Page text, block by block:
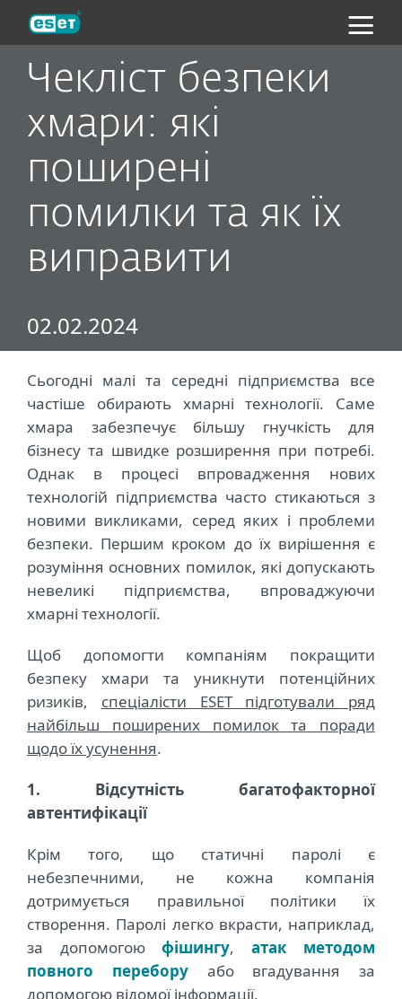
Чекліст безпеки
хмари: які
поширені
помилки та як їх
виправити
02.02.2024
Сьогодні малі та середні підприємства все
частіше обирають хмарні технології. Саме
хмара забезпечує більшу гнучкість для
бізнесу та швидке розширення при потребі.
Однак в процесі впровадження нових
технологій підприємства часто стикаються з
новими викликами, серед яких і проблеми
безпеки. Першим кроком до їх вирішення є
розуміння основних помилок, які допускають
невеликі підприємства, впроваджуючи
хмарні технології.
Щоб допомогти компаніям покращити
безпеку хмари та уникнути потенційних
ризиків, спеціалісти ESET підготували ряд
найбільш поширених помилок та поради
щодо їх усунення.
1. Відсутність багатофакторної
автентифікації
Крім того, що статичні паролі є
небезпечними, не кожна компанія
дотримується правильної політики їх
створення. Паролі легко вкрасти, наприклад,
за допомогою фішингу, атак методом
повного переборуабо вгадування за
допомогою відомої інформації.
ESET